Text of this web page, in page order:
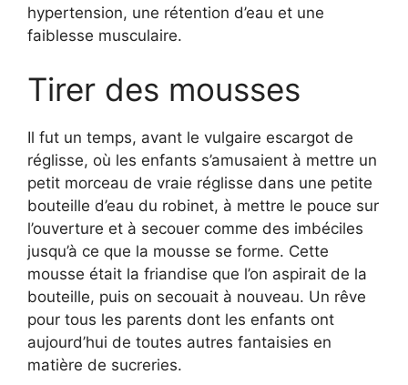
hypertension, une rétention d’eau et une
faiblesse musculaire.
Tirer des mousses
Il fut un temps, avant le vulgaire escargot de
réglisse, où les enfants s’amusaient à mettre un
petit morceau de vraie réglisse dans une petite
bouteille d’eau du robinet, à mettre le pouce sur
l’ouverture et à secouer comme des imbéciles
jusqu’à ce que la mousse se forme. Cette
mousse était la friandise que l’on aspirait de la
bouteille, puis on secouait à nouveau. Un rêve
pour tous les parents dont les enfants ont
aujourd’hui de toutes autres fantaisies en
matière de sucreries.